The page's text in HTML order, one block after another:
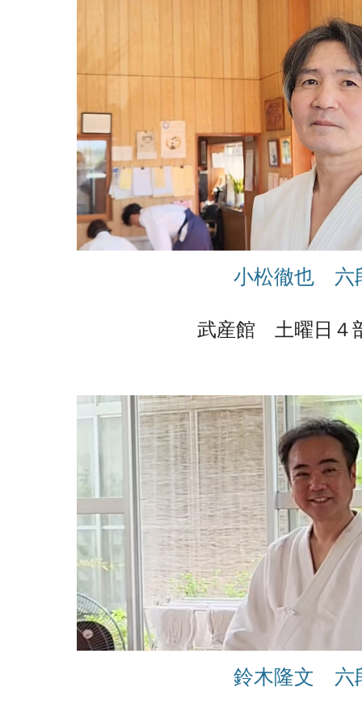
小松徹也 六
武産館 土曜日４
鈴木隆文 六